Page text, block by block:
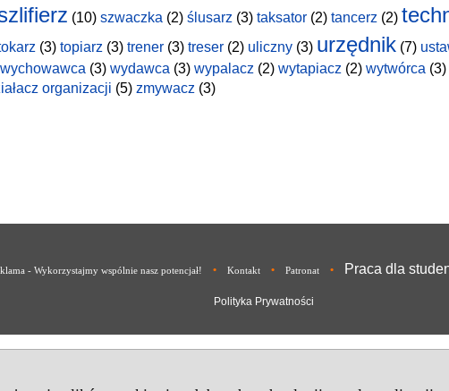
(10) szwaczka (2) ślusarz (3) taksator (2) tancerz (2)
(3) topiarz (3) trener (3) treser (2) uliczny (3) urzędnik (7)
wychowawca (3) wydawca (3) wypalacz (2) wytapiacz (2) wytwórca (3)
organizacji (5) zmywacz (3)
- Wykorzystajmy wspólnie nasz potencjał! • Kontakt • Patronat • Praca dla
Polityka Prywatności